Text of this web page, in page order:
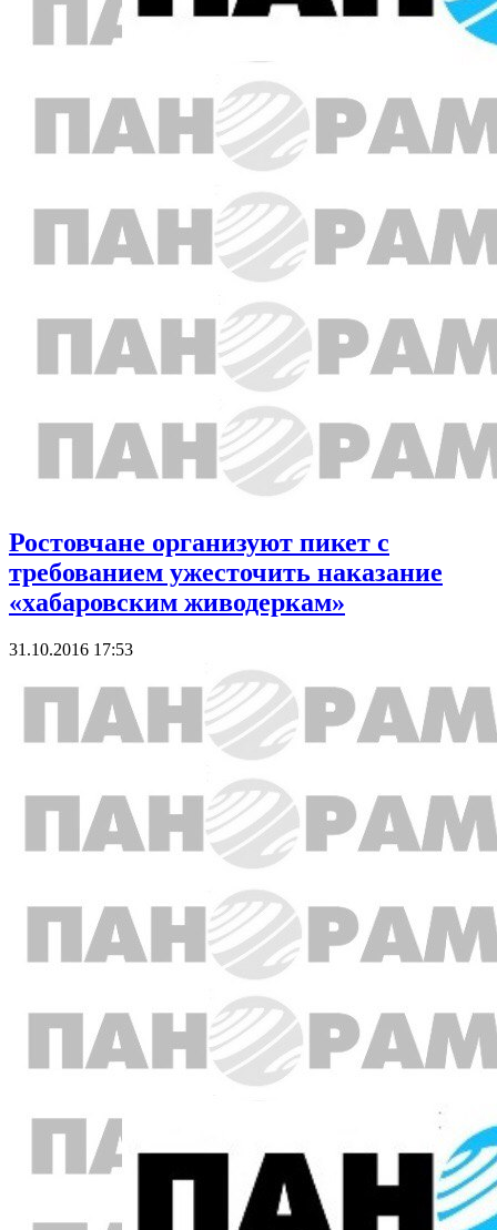
Ростовчане организуют пикет с
требованием ужесточить наказание
«хабаровским живодеркам»
31.10.2016 17:53